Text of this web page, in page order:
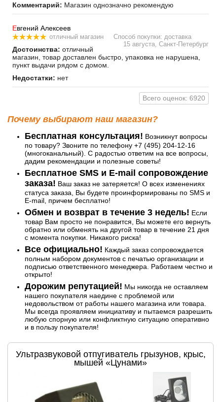
Комментарий: Магазин однозначно рекомендую
Евгений Алексеев
отличный магазин
Способ покупки: доставка
15 августа, Санкт-Петербург
Достоинства: отличный
магазин, товар доставлен быстро, упаковка не нарушена,
пункт выдачи рядом с домом.
Недостатки: нет
Всего оценок: 6920
Почему выбирают наш магазин?
Бесплатная консультация! Возникнут вопросы
по товару? Звоните по телефону +7 (495) 204-12-16
(многоканальный). С радостью ответим на все вопросы,
дадим рекомендации и полезные советы!
Бесплатное SMS и E-mail сопровождение
заказа! Ваш заказ не затеряется! О всех изменениях
статуса заказа, Вы будете проинформированы по SMS и
E-mail, причем бесплатно!
Обмен и возврат в течение 3 недель! Если
товар Вам просто не понравится, Вы можете его вернуть
обратно или обменять на другой товар в течение 21 дня
с момента покупки. Никакого риска!
Все официально! Каждый заказ сопровождается
полным набором документов с печатью организации и
подписью ответственного менеджера. Работаем честно и
открыто!
Дорожим репутацией! Мы никогда не оставляем
нашего покупателя наедине с проблемой или
недовольством от работы нашего магазина или товара.
Мы всегда проявляем инициативу и пытаемся разрешить
любую спорную или конфликтную ситуацию оперативно
и в пользу покупателя!
Ультразвуковой отпугиватель грызунов, крыс,
мышей «Цунами»